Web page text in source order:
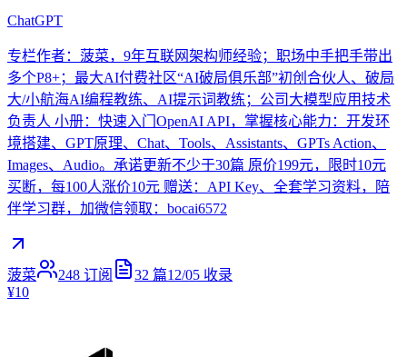
ChatGPT
专栏作者：菠菜，9年互联网架构师经验；职场中手把手带出
多个P8+；最大AI付费社区“AI破局俱乐部”初创合伙人、破局
大/小航海AI编程教练、AI提示词教练；公司大模型应用技术
负责人 小册：快速入门OpenAI API，掌握核心能力：开发环
境搭建、GPT原理、Chat、Tools、Assistants、GPTs Action、
Images、Audio。承诺更新不少于30篇 原价199元，限时10元
买断，每100人涨价10元 赠送：API Key、全套学习资料，陪
伴学习群，加微信领取：bocai6572
菠菜 248 订阅 32 篇12/05 收录
¥10